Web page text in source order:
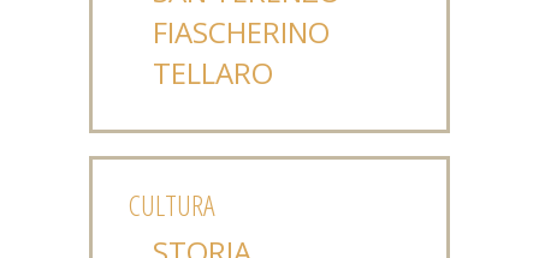
FIASCHERINO
TELLARO
CULTURA